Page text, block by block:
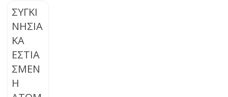
ΣΥΓΚΙ
ΝΗΣΙΑ
ΚΑ
ΕΣΤΙΑ
ΣΜΕΝ
Η